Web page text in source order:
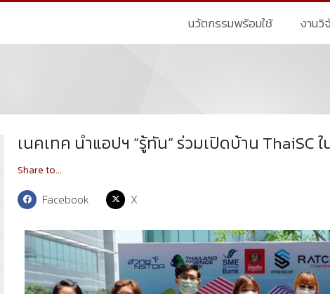
นวัตกรรมพร้อมใช้ งานวิ
เนคเทค นำแอปฯ “รู้ทัน” ร่วมเปิดบ้าน ThaiSC
Share to...
Facebook X